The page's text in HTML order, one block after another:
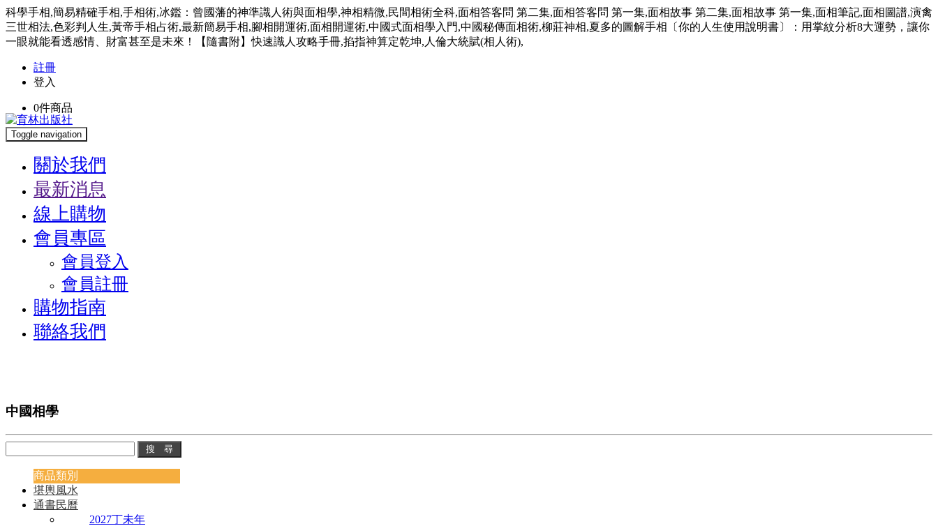
科學手相,簡易精確手相,手相術,冰鑑：曾國藩的神準識人術與面相學,神相精微,民間相術全科,面相答客問 第二集,面相答客問 第一集,面相故事 第二集,面相故事 第一集,面相筆記,面相圖譜,演禽
三世相法,色彩判人生,黃帝手相占術,最新簡易手相,腳相開運術,面相開運術,中國式面相學入門,中國秘傳面相術,柳莊神相,夏多的圖解手相〔你的人生使用說明書〕：用掌紋分析8大運勢，讓你
一眼就能看透感情、財富甚至是未來！【隨書附】快速識人攻略手冊,掐指神算定乾坤,人倫大統賦(相人術),
註冊
登入
0件商品
Toggle navigation
關於我們
最新消息
線上購物
會員專區
會員登入
會員註冊
購物指南
聯絡我們
中國相學
商品類別
堪輿風水
通書民曆
2027丁未年